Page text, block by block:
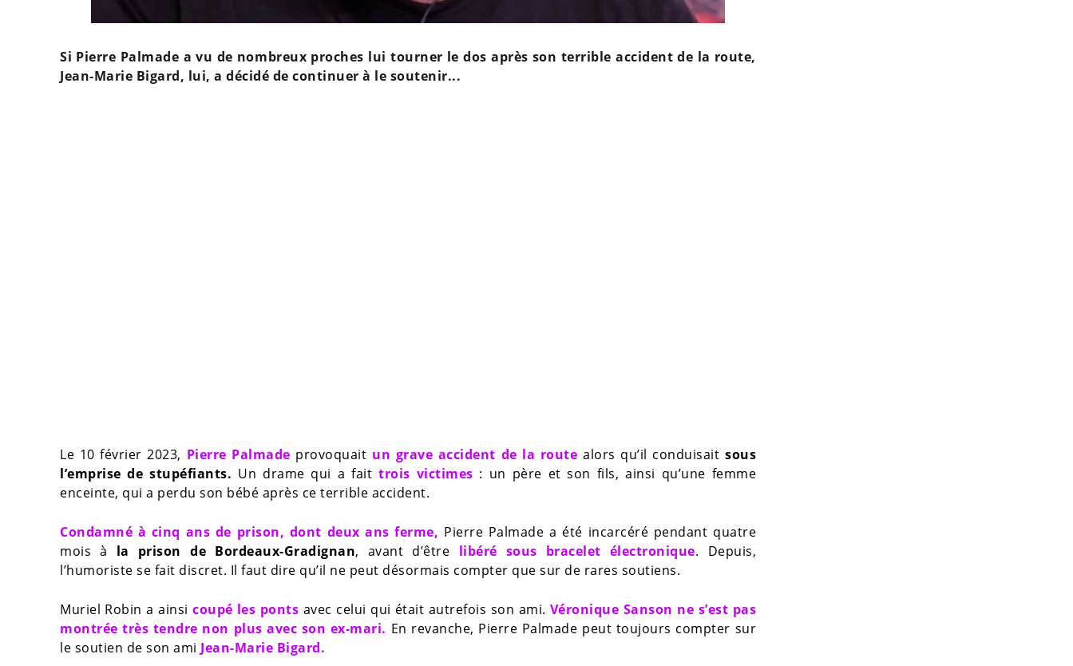
Si Pierre Palmade a vu de nombreux proches lui tourner le dos après son terrible accident de la route,
Jean-Marie Bigard, lui, a décidé de continuer à le soutenir...
Le 10 février 2023, Pierre Palmade provoquait un grave accident de la route alors qu’il conduisait sous
l’emprise de stupéfiants. Un drame qui a faittrois victimes : un père et son fils, ainsi qu’une femme
enceinte, qui a perdu son bébé après ce terrible accident.
Condamné à cinq ans de prison, dont deux ans ferme, Pierre Palmade a été incarcéré pendant quatre
mois à la prison de Bordeaux-Gradignan, avant d’être libéré sous bracelet électronique. Depuis,
l’humoriste se fait discret. Il faut dire qu’il ne peut désormais compter que sur de rares soutiens.
Muriel Robin a ainsicoupé les ponts avec celui qui était autrefois son ami. Véronique Sanson ne s’est pas
montrée très tendre non plus avec son ex-mari. En revanche, Pierre Palmade peut toujours compter sur
le soutien de son ami Jean-Marie Bigard.